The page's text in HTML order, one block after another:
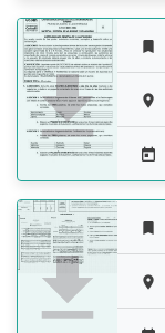






